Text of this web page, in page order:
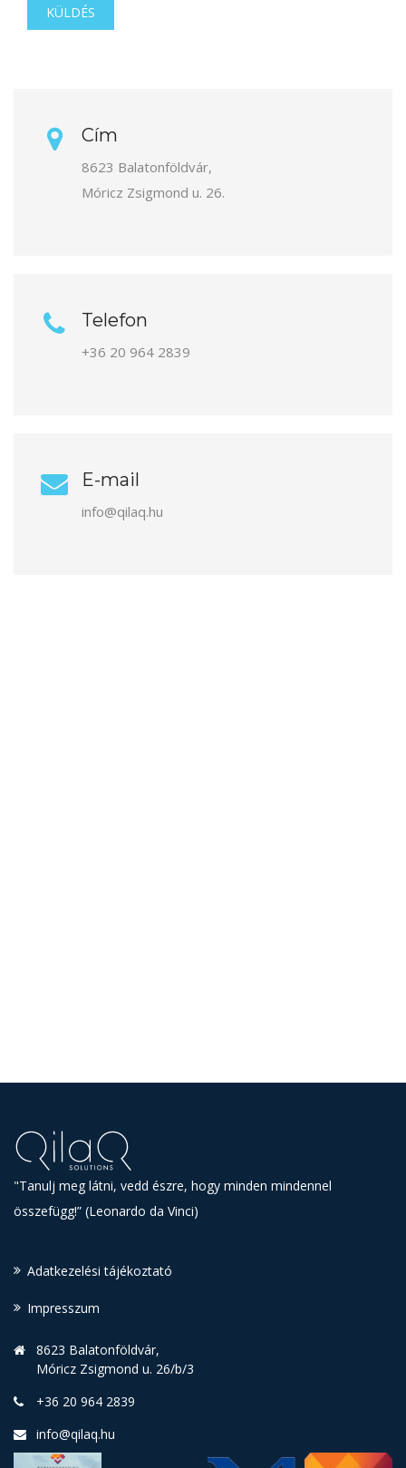
KÜLDÉS
Cím
8623 Balatonföldvár,
Móricz Zsigmond u. 26.
Telefon
+36 20 964 2839
E-mail
info@qilaq.hu
"Tanulj meg látni, vedd észre, hogy minden mindennel
összefügg!” (Leonardo da Vinci)
Adatkezelési tájékoztató
Impresszum
8623 Balatonföldvár,
Móricz Zsigmond u. 26/b/3
+36 20 964 2839
info@qilaq.hu